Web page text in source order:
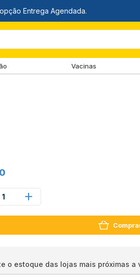
Vacinas
1
o estoque das lojas mais próximas a